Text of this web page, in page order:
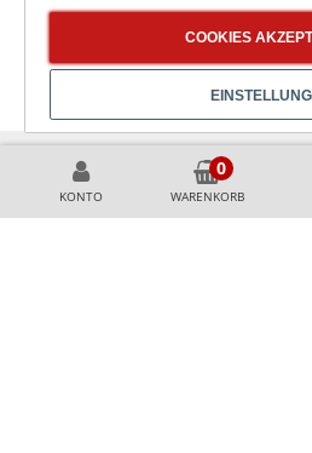
KONTO WARENKORB
KÖNNEN WIR HELFEN?
COOKIES